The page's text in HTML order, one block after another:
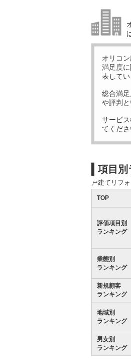
オリコ
満足度
表してい
総合満
や評判
サービ
てくださ
項目別
戸建てリフ
TOP
評価項目別
ランキング
業態別
ランキング
新規顧客
ランキング
地域別
ランキング
男女別
ランキング